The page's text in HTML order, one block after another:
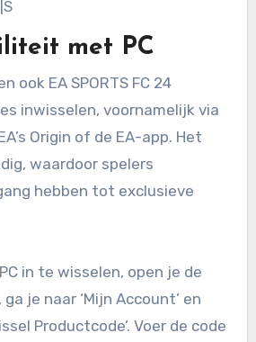
met PC
ook EA SPORTS FC 24
inwisselen, voornamelijk via
Origin of de EA-app. Het
waardoor spelers
hebben tot exclusieve
in te wisselen, open je de
je naar ‘Mijn Account’ en
Productcode’. Voer de code